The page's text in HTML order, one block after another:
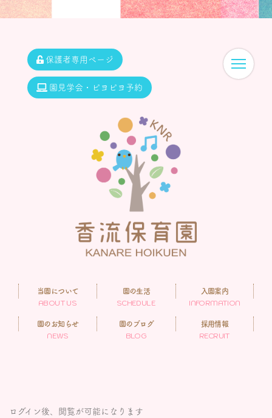
保護者専用ページ
園見学会・ピヨピヨ予約
当園について
ABOUT US
園の生活
SCHEDULE
入園案内
INFORMATION
園のお知らせ
NEWS
園のブログ
BLOG
採用情報
RECRUIT
ログイン後、閲覧が可能になります